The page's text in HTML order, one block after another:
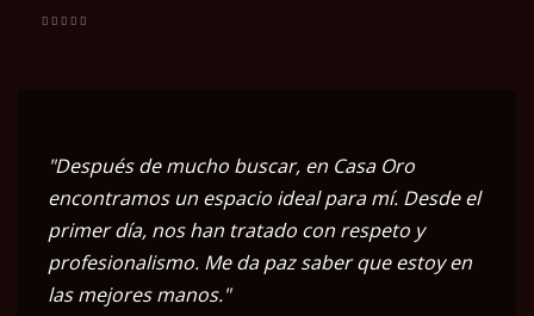
"Después de mucho buscar, en Casa Oro
encontramos un espacio ideal para mí. Desde el
primer día, nos han tratado con respeto y
profesionalismo. Me da paz saber que estoy en
las mejores manos."